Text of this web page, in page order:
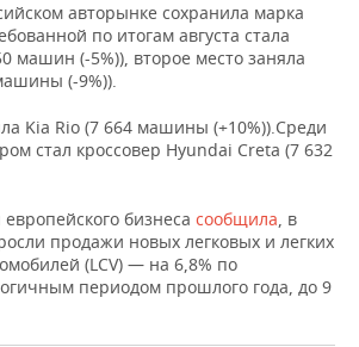
авторынке сохранила марка
по итогам августа стала
машин (-5%)), второе место заняла
(-9%)).
Kia Rio (7 664 машины (+10%)).Среди
стал кроссовер Hyundai Creta (7 632
бизнеса сообщила, в
продажи новых легковых и легких
(LCV) — на 6,8% по
периодом прошлого года, до 9